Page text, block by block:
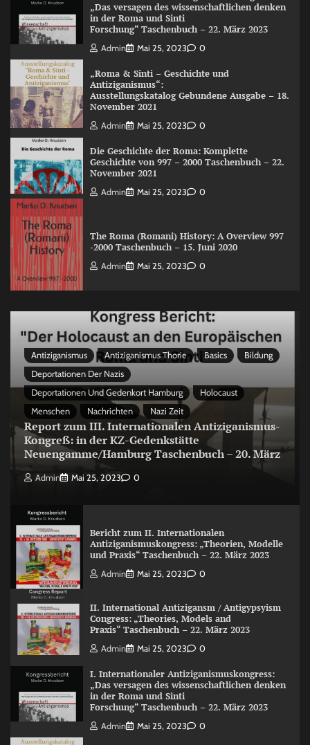
„Das versagen des wissenschaftlichen denken
in der Roma und Sinti
Forschung“ Taschenbuch – 22. März 2023
Admin Mai 25, 2023 0
„Roma & Sinti – Geschichte und
Antiziganismus“:
Ausstellungskatalog Gebundene Ausgabe – 18.
November 2021
Admin Mai 25, 2023 0
Die Geschichte der Roma: Komplette
Geschichte von 997 – 2000 Taschenbuch – 22.
November 2021
Admin Mai 25, 2023 0
The Roma (Romani) History: A Overview 997
-2000 Taschenbuch – 15. Juni 2020
Admin Mai 25, 2023 0
Antiziganismus Antiziganismus Thorie Basics
Bildung
Deportationen Der Nazis
Deportationen Und Gedenkort Hamburg
Holocaust
Menschen
Nachrichten Nazi Zeit
Report zum III. Internationalen Antiziganismus-
Kongreß: in der KZ-Gedenkstätte
Neuengamme/Hamburg Taschenbuch – 20. März
Admin Mai 25, 2023 0
Bericht zum II. Internationalen
Antiziganismuskongress: „Theorien, Modelle
und Praxis“ Taschenbuch – 22. März 2023
Admin Mai 25, 2023 0
II. International Antizigansm / Antigypsyism
Congress: „Theories, Models and
Praxis“ Taschenbuch – 22. März 2023
Admin Mai 25, 2023 0
I. Internationaler Antiziganismuskongress:
„Das versagen des wissenschaftlichen denken
in der Roma und Sinti
Forschung“ Taschenbuch – 22. März 2023
Admin Mai 25, 2023 0